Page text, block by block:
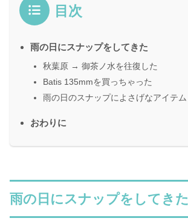
目次
雨の日にスナップをしてきた
秋葉原 → 御茶ノ水を往復した
Batis 135mmを買っちゃった
雨の日のスナップによさげなアイテム
おわりに
雨の日にスナップをしてきた